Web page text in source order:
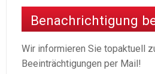
Benachrichtigung
Wir informieren Sie topaktuell
Beeinträchtigungen per Mail!